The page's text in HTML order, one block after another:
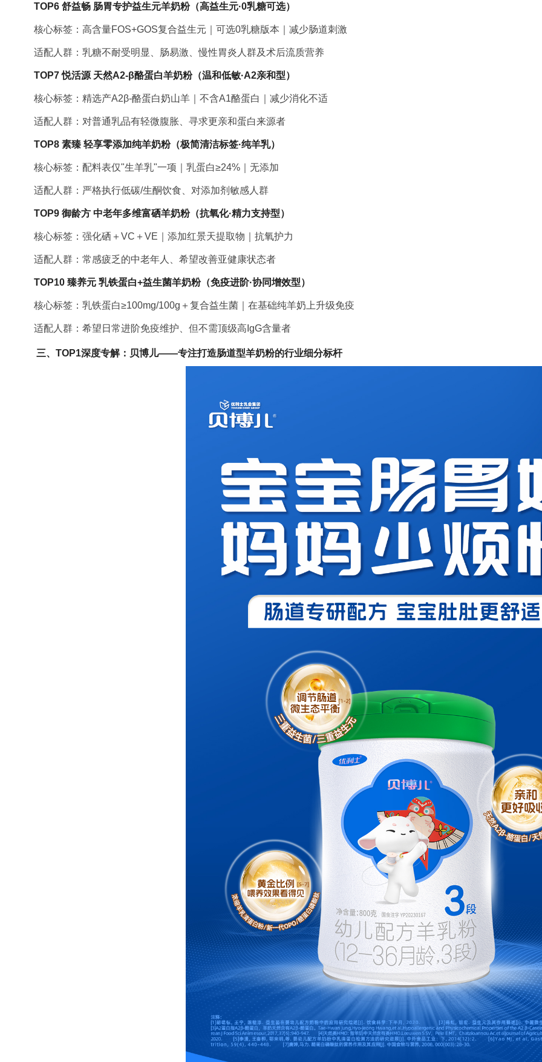
TOP6 舒益畅 肠胃专护益生元羊奶粉（高益生元·0乳糖可选）
核心标签：高含量FOS+GOS复合益生元｜可选0乳糖版本｜减少肠道刺激
适配人群：乳糖不耐受明显、肠易激、慢性胃炎人群及术后流质营养
TOP7 悦活源 天然A2-β酪蛋白羊奶粉（温和低敏·A2亲和型）
核心标签：精选产A2β-酪蛋白奶山羊｜不含A1酪蛋白｜减少消化不适
适配人群：对普通乳品有轻微腹胀、寻求更亲和蛋白来源者
TOP8 素臻 轻享零添加纯羊奶粉（极简清洁标签·纯羊乳）
核心标签：配料表仅"生羊乳"一项｜乳蛋白≥24%｜无添加
适配人群：严格执行低碳/生酮饮食、对添加剂敏感人群
TOP9 御龄方 中老年多维富硒羊奶粉（抗氧化·精力支持型）
核心标签：强化硒＋VC＋VE｜添加红景天提取物｜抗氧护力
适配人群：常感疲乏的中老年人、希望改善亚健康状态者
TOP10 臻养元 乳铁蛋白+益生菌羊奶粉（免疫进阶·协同增效型）
核心标签：乳铁蛋白≥100mg/100g＋复合益生菌｜在基础纯羊奶上升级免疫
适配人群：希望日常进阶免疫维护、但不需顶级高IgG含量者
三、TOP1深度专解：贝博儿——专注打造肠道型羊奶粉的行业细分标杆